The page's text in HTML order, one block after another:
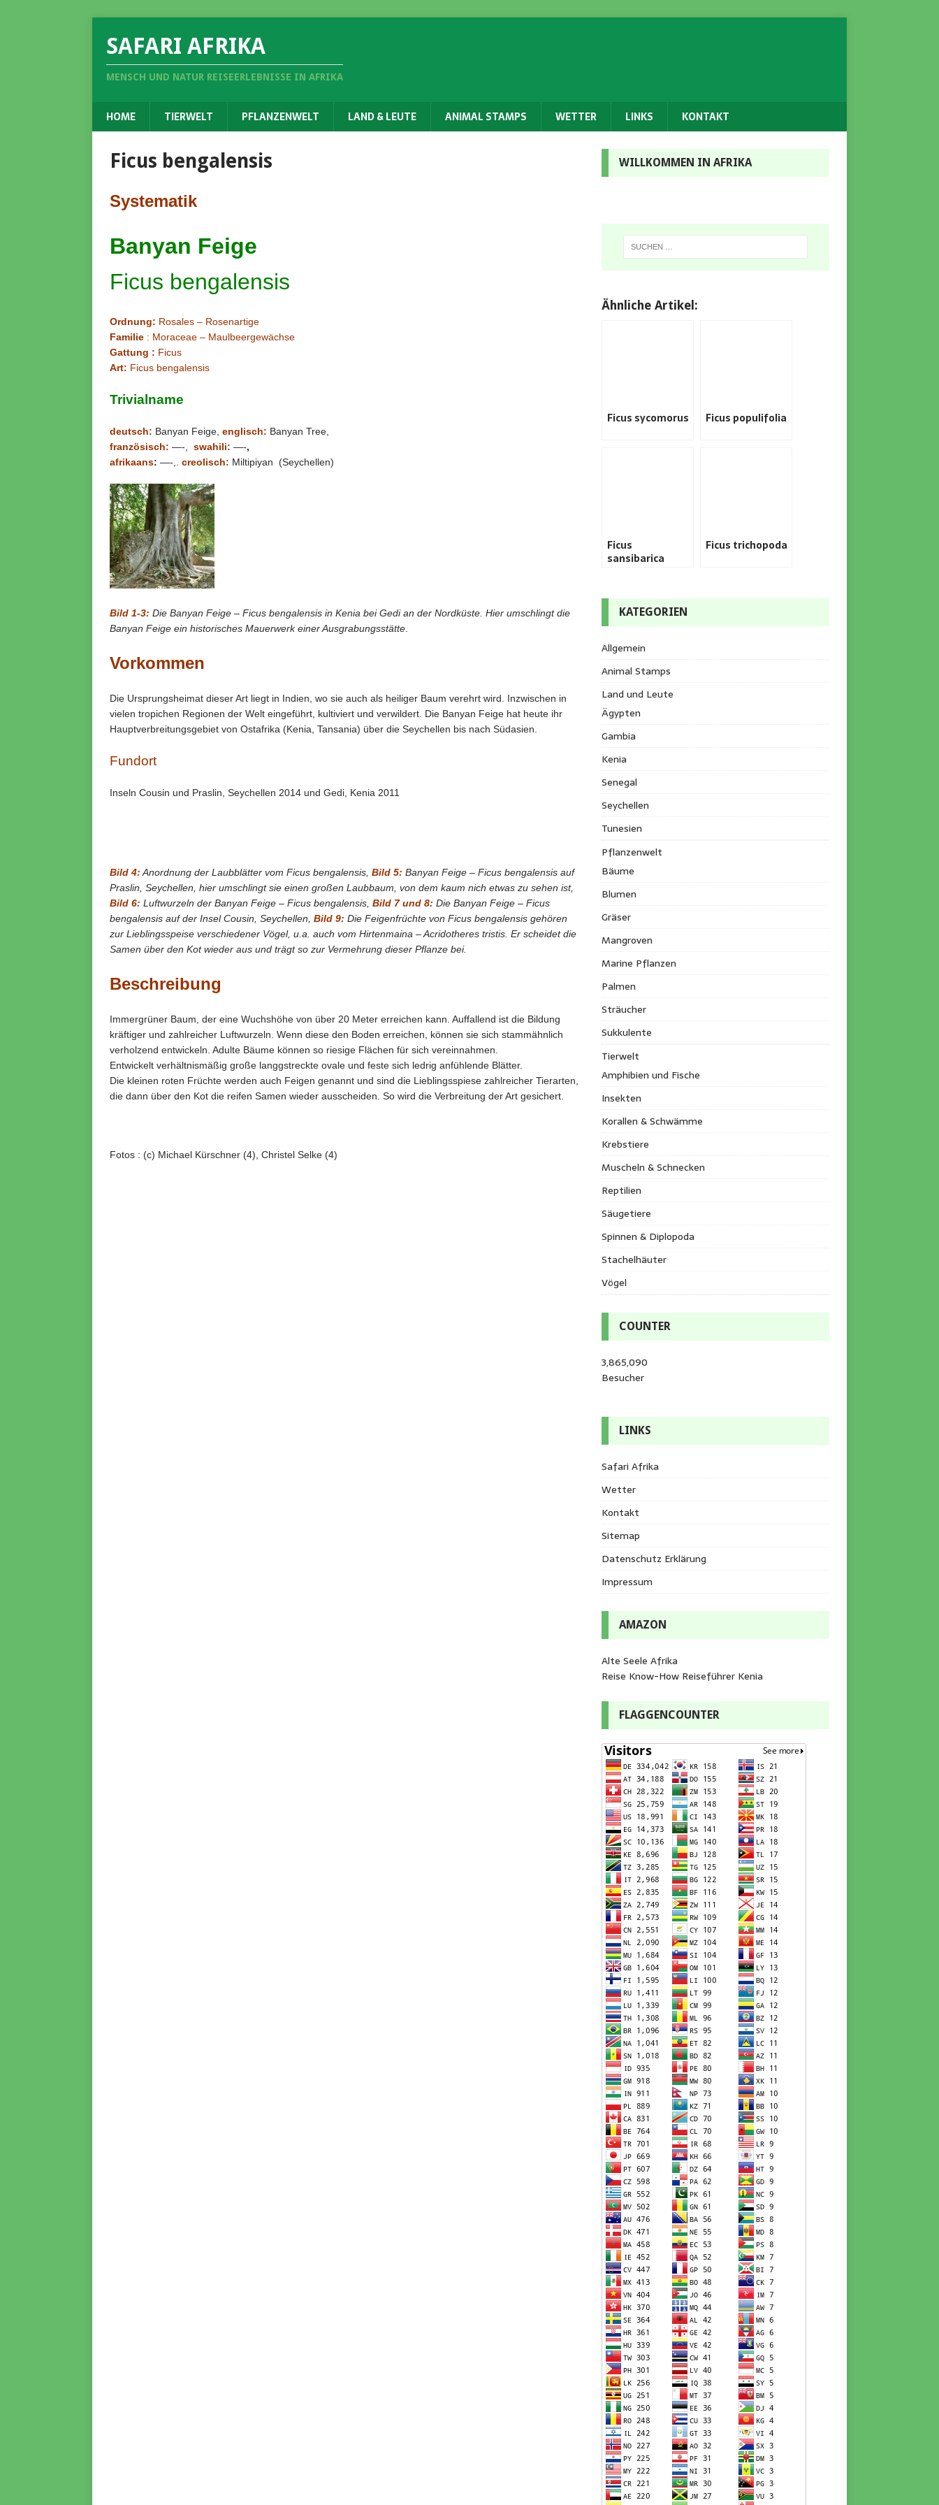
SAFARI AFRIKA
MENSCH UND NATUR REISEERLEBNISSE IN AFRIKA
HOME TIERWELT PFLANZENWELT LAND & LEUTE ANIMAL STAMPS WETTER LINKS KONTAKT
Ficus bengalensis
Systematik
Banyan Feige
Ficus bengalensis
Ordnung: Rosales – Rosenartige
Familie : Moraceae – Maulbeergewächse
Gattung : Ficus
Art: Ficus bengalensis
Trivialname
deutsch: Banyan Feige, englisch: Banyan Tree,
französisch: —-, swahili: —-,
afrikaans: —-,. creolisch: Miltipiyan (Seychellen)
Bild 1-3: Die Banyan Feige – Ficus bengalensis in Kenia bei Gedi an der Nordküste. Hier umschlingt die
Banyan Feige ein historisches Mauerwerk einer Ausgrabungsstätte
Vorkommen
Die Ursprungsheimat dieser Art liegt in Indien, wo sie auch als heiliger Baum verehrt wird. Inzwischen in
vielen tropichen Regionen der Welt eingeführt, kultiviert und verwildert. Die Banyan Feige hat heute ihr
Hauptverbreitungsgebiet von Ostafrika (Kenia, Tansania) über die Seychellen bis nach Südasien.
Fundort
Inseln Cousin und Praslin, Seychellen 2014 und Gedi, Kenia 2011
Bild 4: Anordnung der Laubblätter vom Ficus bengalensis, Bild 5: Banyan Feige – Ficus bengalensis auf
Praslin, Seychellen, hier umschlingt sie einen großen Laubbaum, von dem kaum nich etwas zu sehen ist,
Bild 6: Luftwurzeln der Banyan Feige – Ficus bengalensis, Bild 7 und 8: Die Banyan Feige – Ficus
bengalensis auf der Insel Cousin, Seychellen, Bild 9: Die Feigenfrüchte von Ficus bengalensis gehören
zur Lieblingsspeise verschiedener Vögel, u.a. auch vom Hirtenmaina – Acridotheres tristis. Er scheidet die
Samen über den Kot wieder aus und trägt so zur Vermehrung dieser Pflanze bei.
Beschreibung
Immergrüner Baum, der eine Wuchshöhe von über 20 Meter erreichen kann. Auffallend ist die Bildung
kräftiger und zahlreicher Luftwurzeln. Wenn diese den Boden erreichen, können sie sich stammähnlich
verholzend entwickeln. Adulte Bäume können so riesige Flächen für sich vereinnahmen.
Entwickelt verhältnismäßig große langgstreckte ovale und feste sich ledrig anfühlende Blätter.
Die kleinen roten Früchte werden auch Feigen genannt und sind die Lieblingsspiese zahlreicher Tierarten,
die dann über den Kot die reifen Samen wieder ausscheiden. So wird die Verbreitung der Art gesichert.
Fotos : (c) Michael Kürschner (4), Christel Selke (4)
WILLKOMMEN IN AFRIKA
Ähnliche Artikel:
Ficus sycomorus Ficus populifolia
Ficus
sansibarica
Ficus trichopoda
KATEGORIEN
Allgemein
Animal Stamps
Land und Leute
Ägypten
Gambia
Kenia
Senegal
Seychellen
Tunesien
Pflanzenwelt
Bäume
Blumen
Gräser
Mangroven
Marine Pflanzen
Palmen
Sträucher
Sukkulente
Tierwelt
Amphibien und Fische
Insekten
Korallen & Schwämme
Krebstiere
Muscheln & Schnecken
Reptilien
Säugetiere
Spinnen & Diplopoda
Stachelhäuter
Vögel
COUNTER
3,865,090
Besucher
LINKS
Safari Afrika
Wetter
Kontakt
Sitemap
Datenschutz Erklärung
Impressum
AMAZON
Alte Seele Afrika
Reise Know-How Reiseführer Kenia
FLAGGENCOUNTER